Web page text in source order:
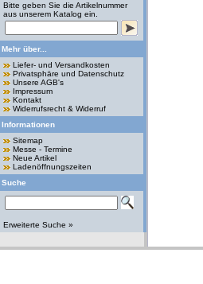
Bitte geben Sie die Artikelnummer
aus unserem Katalog ein.
Mehr über...
Liefer- und Versandkosten
Privatsphäre und Datenschutz
Unsere AGB's
Impressum
Kontakt
Widerrufsrecht & Widerruf
Informationen
Sitemap
Messe - Termine
Neue Artikel
Ladenöffnungszeiten
Suche
Erweiterte Suche »